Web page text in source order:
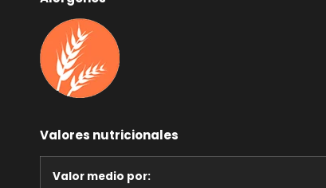
Valores nutricionales
Valor medio por: